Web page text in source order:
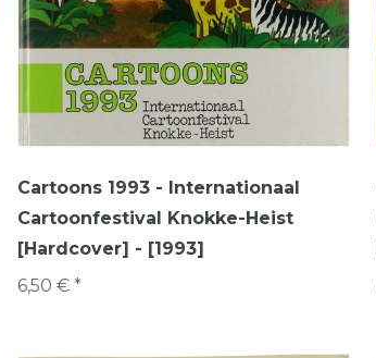
Cartoons 1993 - Internationaal
Cartoonfestival Knokke-Heist
[Hardcover] - [1993]
6,50 € *